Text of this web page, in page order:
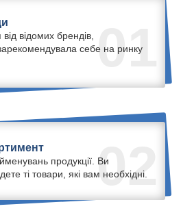
01
відомих брендів,
себе на ринку
02
продукції. Ви
ті товари, які вам необхідні.